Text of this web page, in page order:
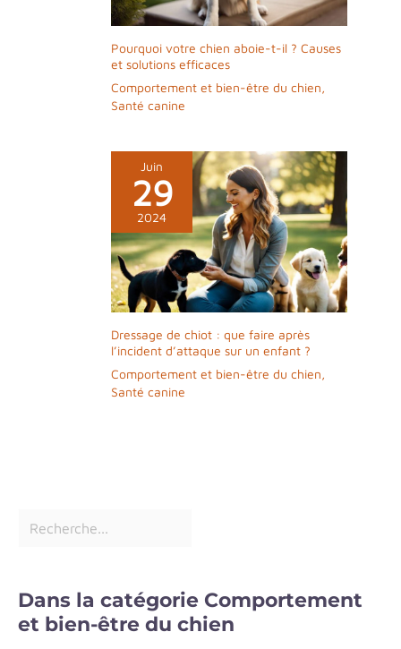
Pourquoi votre chien aboie-t-il ? Causes
et solutions efficaces
Comportement et bien-être du chien,
Santé canine
Juin
29
2024
Dressage de chiot : que faire après
l’incident d’attaque sur un enfant ?
Comportement et bien-être du chien,
Santé canine
Dans la catégorie Comportement
et bien-être du chien